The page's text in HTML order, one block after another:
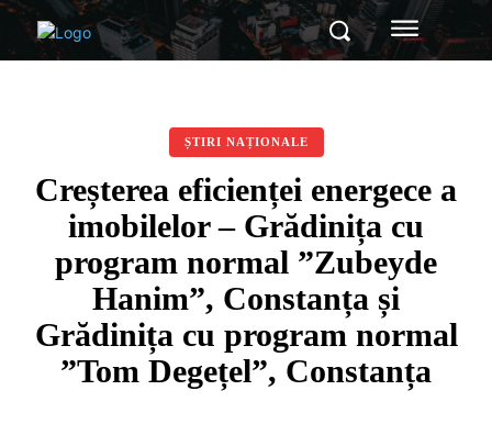
ȘTIRI NAȚIONALE
Creșterea eficienței energece a
imobilelor – Grădinița cu
program normal ”Zubeyde
Hanim”, Constanța și
Grădinița cu program normal
”Tom Degețel”, Constanța